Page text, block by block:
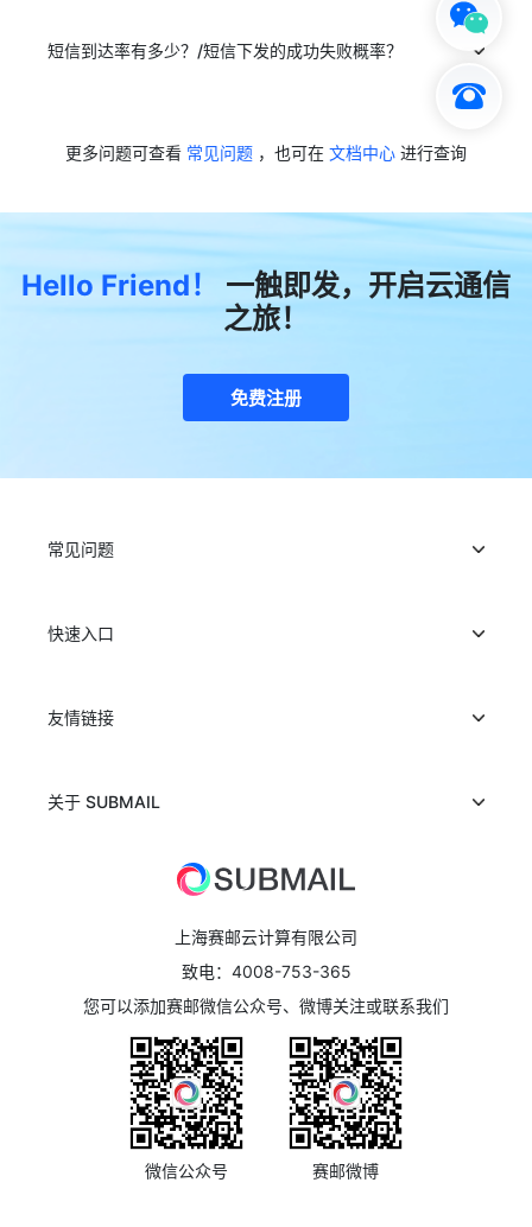
短信到达率有多少？/短信下发的成功失败概率？
更多问题可查看 常见问题 ，也可在 文档中心 进行查询
Hello Friend！
一触即发，开启云通信
之旅！
免费注册
常见问题
快速入口
友情链接
关于 SUBMAIL
上海赛邮云计算有限公司
致电：4008-753-365
您可以添加赛邮微信公众号、微博关注或联系我们
微信公众号 赛邮微博